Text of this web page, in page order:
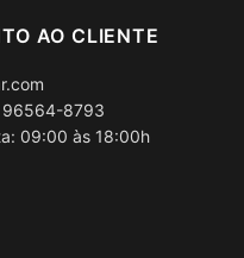
AO CLIENTE
96564-8793
09:00 às 18:00h